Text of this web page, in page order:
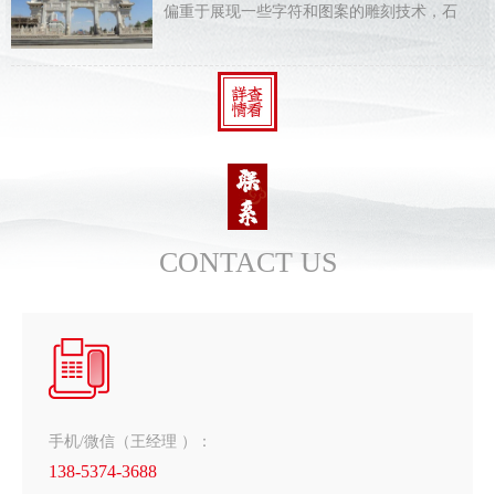
偏重于展现一些字符和图案的雕刻技术，石
CONTACT US
手机/微信（王经理 ）：
138-5374-3688